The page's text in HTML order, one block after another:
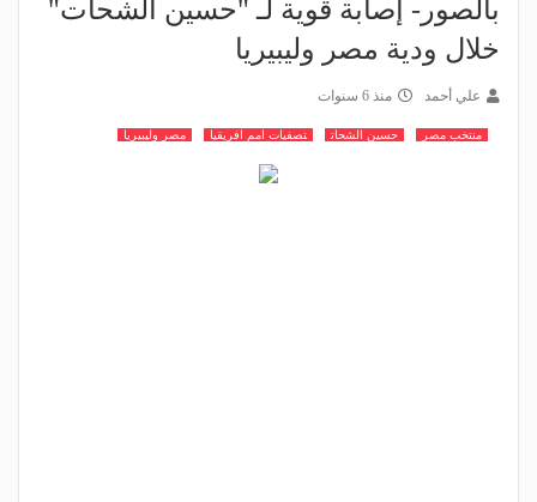
بالصور- إصابة قوية لـ "حسين الشحات"
خلال ودية مصر وليبيريا
علي أحمد منذ 6 سنوات
منتخب مصر حسين الشحات تصفيات امم افريقيا مصر وليبيريا